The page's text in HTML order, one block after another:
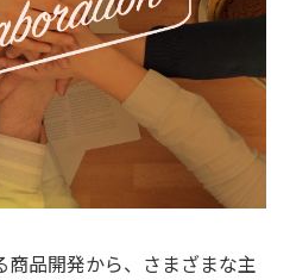
品開発から、さまざまな主